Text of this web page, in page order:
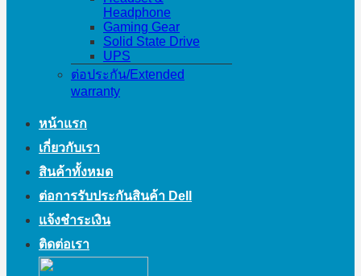
Headphone
Gaming Gear
Solid State Drive
UPS
ต่อประกัน/Extended
warranty
หน้าแรก
เกี่ยวกับเรา
สินค้าทั้งหมด
ต่อการรับประกันสินค้า Dell
แจ้งชำระเงิน
ติดต่อเรา